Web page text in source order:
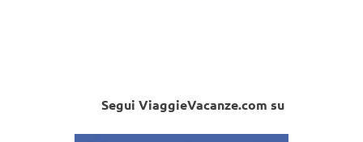
Segui ViaggieVacanze.com su